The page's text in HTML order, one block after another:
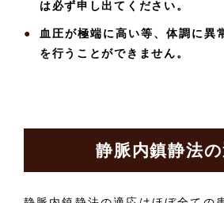
は必ず申し出てください。
血圧が極端に高い等、体調に異
を行うことができません。
静脈内鎮静法